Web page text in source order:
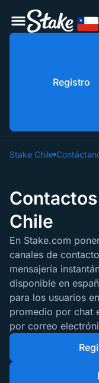
Registro
Stake Chile
Chile
En Stake.com
canales de
mensajería
disponible en
para los usuarios
promedio por chat
por correo